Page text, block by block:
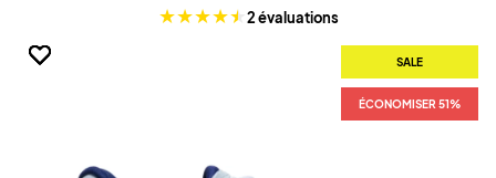
2 évaluations
SALE
ÉCONOMISER 51%
SALE
ÉCONOMISER 51%
SALE
ÉCONOMISER 51%
SALE
ÉCONOMISER 51%
SALE
ÉCONOMISER 51%
SALE
ÉCONOMISER 51%